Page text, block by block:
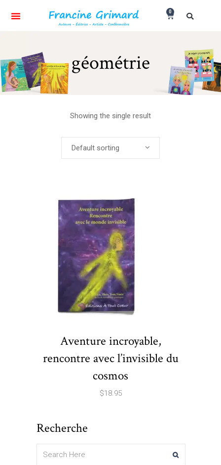
0
géométrie
Showing the single result
Default sorting
Aventure incroyable,
rencontre avec l’invisible du
cosmos
$18.95
Recherche